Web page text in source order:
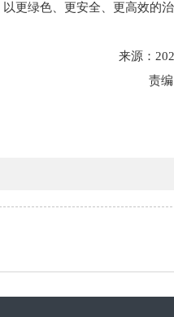
更绿色、更安全、更高效的
来源：
责